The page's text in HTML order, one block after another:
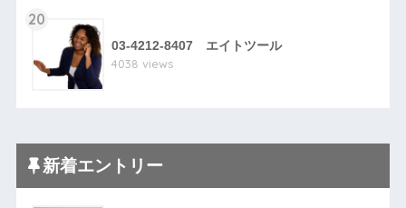
20
03-4212-8407 エイトツール
4038 views
新着エントリー